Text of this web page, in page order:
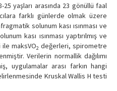
25 yaşları arasında 23 gönüllü faal
farklı günlerde olmak üzere
solunum kası ısınması ve
kası ısınması yaptırılmış ve
maksVO2 değerleri, spirometre
Verilerin normallik dağılımı
uygulamalar arası farkın hangi
Kruskal Wallis H testi